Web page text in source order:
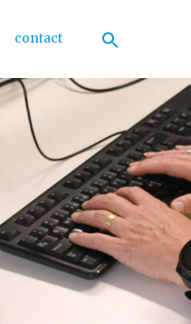
contact